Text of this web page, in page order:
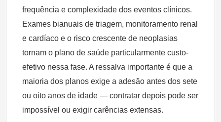
frequência e complexidade dos eventos clínicos.
Exames bianuais de triagem, monitoramento renal
e cardíaco e o risco crescente de neoplasias
tornam o plano de saúde particularmente custo-
efetivo nessa fase. A ressalva importante é que a
maioria dos planos exige a adesão antes dos sete
ou oito anos de idade — contratar depois pode ser
impossível ou exigir carências extensas.